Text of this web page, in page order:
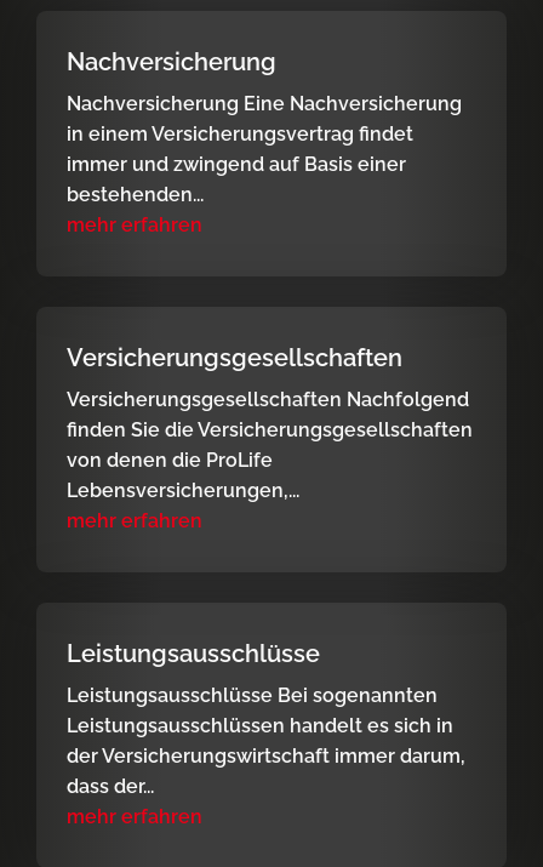
Nachversicherung
Nachversicherung Eine Nachversicherung
in einem Versicherungsvertrag findet
immer und zwingend auf Basis einer
bestehenden...
mehr erfahren
Versicherungsgesellschaften
Versicherungsgesellschaften Nachfolgend
finden Sie die Versicherungsgesellschaften
von denen die ProLife
Lebensversicherungen,...
mehr erfahren
Leistungsausschlüsse
Leistungsausschlüsse Bei sogenannten
Leistungsausschlüssen handelt es sich in
der Versicherungswirtschaft immer darum,
dass der...
mehr erfahren